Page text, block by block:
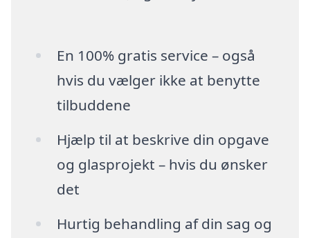
En 100% gratis service – også
hvis du vælger ikke at benytte
tilbuddene
Hjælp til at beskrive din opgave
og glasprojekt – hvis du ønsker
det
Hurtig behandling af din sag og